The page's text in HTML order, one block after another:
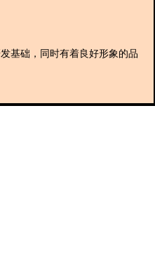
基础，同时有着良好形象的品